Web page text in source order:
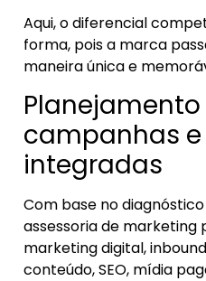
Aqui, o diferencial
forma, pois a marca
maneira única e
campanhas
integradas
Com base no
assessoria de marketing
marketing digital,
conteúdo, SEO, mídia